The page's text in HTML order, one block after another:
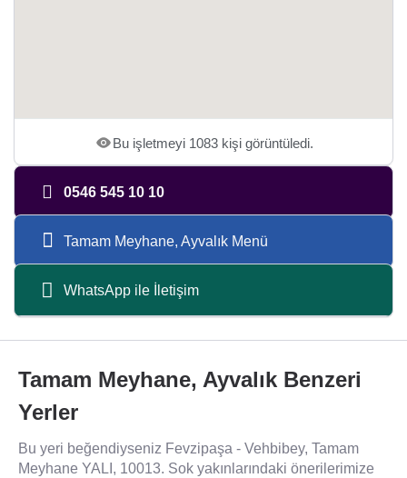
Bu işletmeyi 1083 kişi görüntüledi.
0546 545 10 10
Tamam Meyhane, Ayvalık Menü
WhatsApp ile İletişim
Tamam Meyhane, Ayvalık Benzeri
Yerler
Bu yeri beğendiyseniz Fevzipaşa - Vehbibey, Tamam
Meyhane YALI, 10013. Sok yakınlarındaki önerilerimize